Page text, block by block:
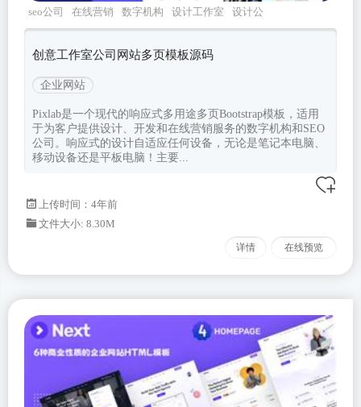
seo公司 在线营销 数字机构 设计工作室
设计公
司
创意工作室公司网站多页模板源码
企业网站
Pixlab是一个现代的响应式多用途多页Bootstrap模板，适用
于为客户提供设计、开发和在线营销服务的数字机构和SEO
公司。响应式的设计自适应任何设备，无论是笔记本电脑、
移动设备还是平板电脑！主要...
上传时间：4年前
文件大小: 8.30M
详情 在线预览